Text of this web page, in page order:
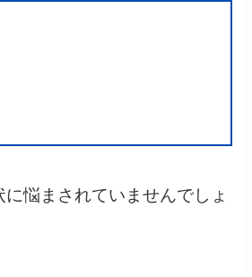
悩まされていませんでしょ